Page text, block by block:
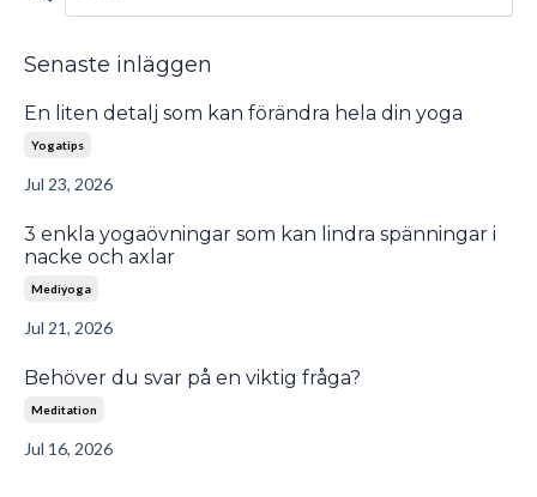
Senaste inläggen
En liten detalj som kan förändra hela din yoga
Yogatips
Jul 23, 2026
3 enkla yogaövningar som kan lindra spänningar i
nacke och axlar
Mediyoga
Jul 21, 2026
Behöver du svar på en viktig fråga?
Meditation
Jul 16, 2026